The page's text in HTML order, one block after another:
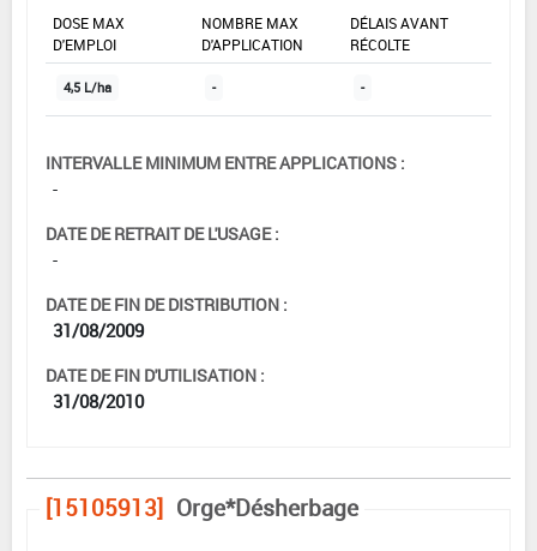
DOSE MAX
D'EMPLOI
NOMBRE MAX
D'APPLICATION
DÉLAIS AVANT
RÉCOLTE
4,5 L/ha - -
INTERVALLE MINIMUM ENTRE APPLICATIONS :
-
DATE DE RETRAIT DE L'USAGE :
-
DATE DE FIN DE DISTRIBUTION :
31/08/2009
DATE DE FIN D'UTILISATION :
31/08/2010
[15105913] Orge*Désherbage